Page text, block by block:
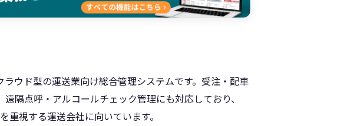
ウド型の運送業向け総合管理システムです。受注・配車
隔点呼・アルコールチェック管理にも対応しており、
視する運送会社に向いています。